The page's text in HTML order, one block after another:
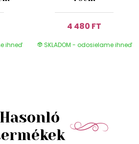
ihneď
4 480 FT
SKLADOM - odosielame ihneď
Hasonló